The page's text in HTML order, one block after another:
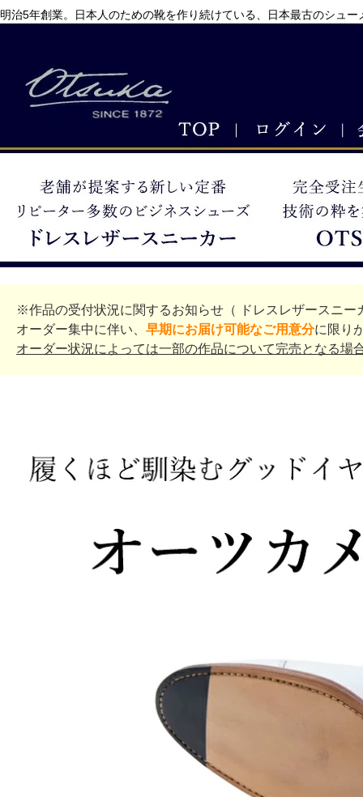
明治5年創業。日本人のための靴を作り続けている、日本最古のシュ
※作品の受付状況に関するお知らせ（ ドレスレザースニー
オーダー集中に伴い、 早期にお届け可能なご用意分に限り
オーダー状況によっては一部の作品について完売となる場